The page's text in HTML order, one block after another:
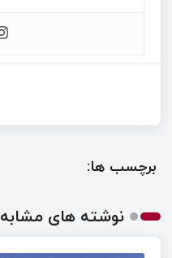
برچسب ها:
نوشته های مشابه